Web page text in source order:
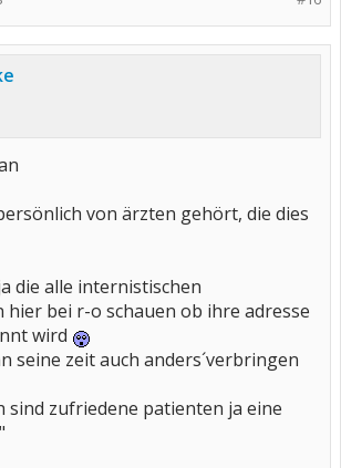
von ärzten gehört, die dies
die alle internistischen
bei r-o schauen ob ihre adresse
wird
seine zeit auch anders´verbringen
sind zufriedene patienten ja eine